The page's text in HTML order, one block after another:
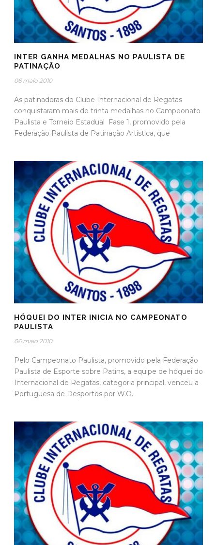
INTER GANHA MEDALHAS NO PAULISTA DE
PATINAÇÃO
06 maio 2010
As patinadoras do Clube Internacional de Regatas
conquistaram mais de trinta medalhas no Campeonato
Paulista e Torneio Estadual  Fase 1, promovido pela
Federação Paulista de Patinação Artística, que
HÓQUEI DO INTER INICIA NO CAMPEONATO
PAULISTA
06 maio 2010
Pelo Campeonato Paulista, promovido pela Federação
Paulista de Esporte sobre Patins, a equipe de hóquei do
Internacional de Regatas, categoria principal, venceu a
Portuguesa de Desportos por W.O.